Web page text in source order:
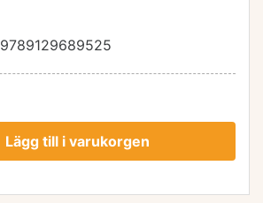
9789129689525
Lägg till i varukorgen